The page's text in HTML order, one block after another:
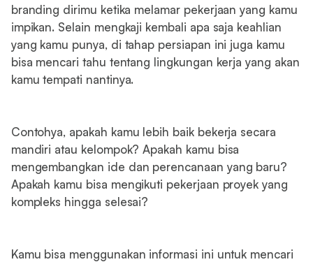
branding dirimu ketika melamar pekerjaan yang kamu
impikan. Selain mengkaji kembali apa saja keahlian
yang kamu punya, di tahap persiapan ini juga kamu
bisa mencari tahu tentang lingkungan kerja yang akan
kamu tempati nantinya.
Contohya, apakah kamu lebih baik bekerja secara
mandiri atau kelompok? Apakah kamu bisa
mengembangkan ide dan perencanaan yang baru?
Apakah kamu bisa mengikuti pekerjaan proyek yang
kompleks hingga selesai?
Kamu bisa menggunakan informasi ini untuk mencari